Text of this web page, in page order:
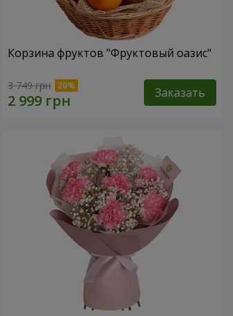
Корзина фруктов "Фруктовый оазис"
3 749 грн Заказать